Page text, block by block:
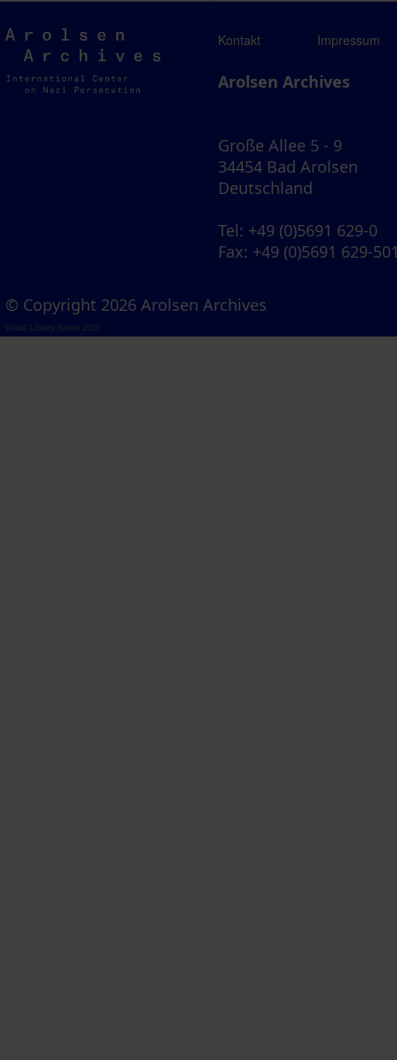
Arolsen
Archives
Kontakt Impressum
Arolsen Archives
Große Allee 5 - 9
34454 Bad Arolsen
Deutschland
Tel: +49 (0)5691 629-0
Fax: +49 (0)5691 629-
© Copyright 2026 Arolsen Archives
Visual Library Server 2026